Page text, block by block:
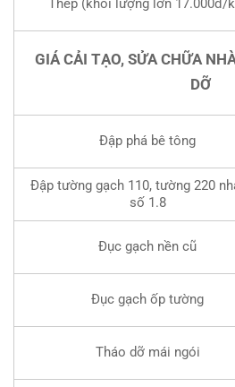
GIÁ CẢI TẠO, SỬA CHỮA
DỠ
Đập phá bê tông
Đập tường gạch 110, tường 220
số 1.8
Đục gạch nền cũ
Đục gạch ốp tường
Tháo dỡ mái ngói